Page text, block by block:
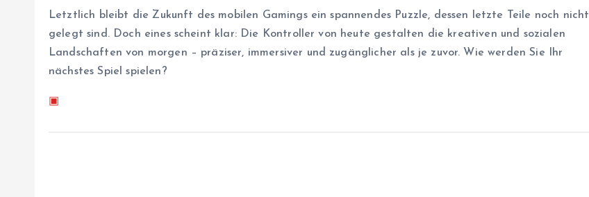
Letztlich bleibt die Zukunft des mobilen Gamings ein spannendes Puzzle, dessen letzte Teile noch nicht
gelegt sind. Doch eines scheint klar: Die Kontroller von heute gestalten die kreativen und sozialen
Landschaften von morgen – präziser, immersiver und zugänglicher als je zuvor. Wie werden Sie Ihr
nächstes Spiel spielen?
▣